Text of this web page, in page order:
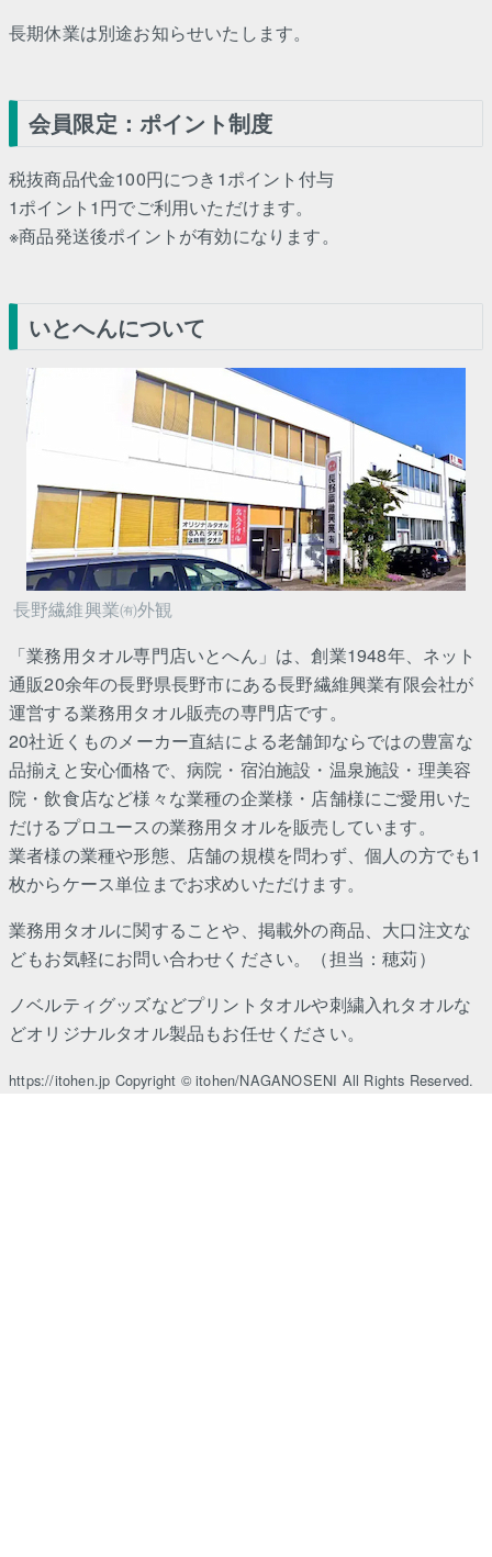
長期休業は別途お知らせいたします。
会員限定：ポイント制度
税抜商品代金100円につき1ポイント付与
1ポイント1円でご利用いただけます。
※商品発送後ポイントが有効になります。
いとへんについて
長野繊維興業㈲外観
「業務用タオル専門店いとへん」は、創業1948年、ネット
通販20余年の長野県長野市にある長野繊維興業有限会社が
運営する業務用タオル販売の専門店です。
20社近くものメーカー直結による老舗卸ならではの豊富な
品揃えと安心価格で、病院・宿泊施設・温泉施設・理美容
院・飲食店など様々な業種の企業様・店舗様にご愛用いた
だけるプロユースの業務用タオルを販売しています。
業者様の業種や形態、店舗の規模を問わず、個人の方でも1
枚からケース単位までお求めいただけます。
業務用タオルに関することや、掲載外の商品、大口注文な
どもお気軽にお問い合わせください。（担当：穂苅）
ノベルティグッズなどプリントタオルや刺繍入れタオルな
どオリジナルタオル製品もお任せください。
https://itohen.jp Copyright © itohen/NAGANOSENI All Rights Reserved.